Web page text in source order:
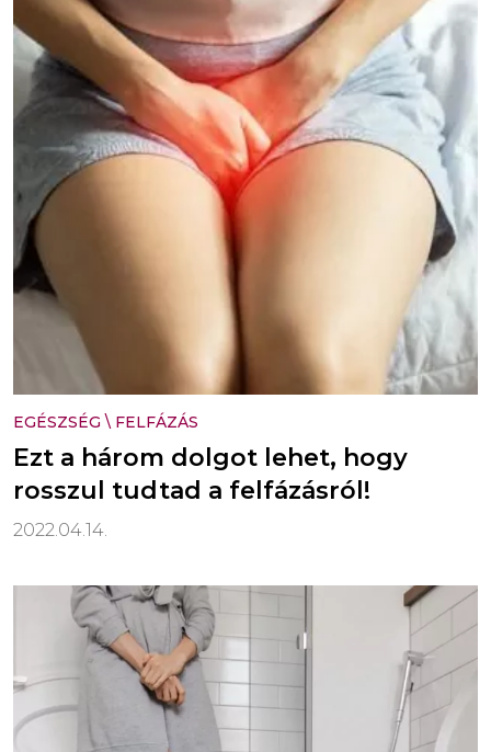
EGÉSZSÉG \ FELFÁZÁS
Ezt a három dolgot lehet, hogy
rosszul tudtad a felfázásról!
2022.04.14.